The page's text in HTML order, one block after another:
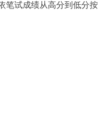
试成绩从高分到低分